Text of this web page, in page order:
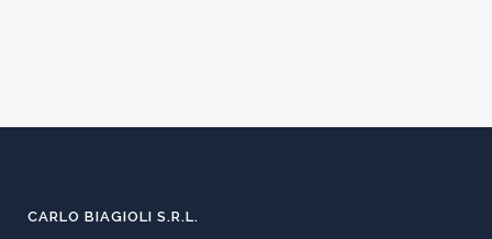
CARLO BIAGIOLI S.R.L.